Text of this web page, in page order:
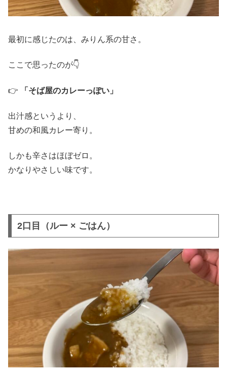
最初に感じたのは、みりん系の甘さ。
ここで思ったのが👇
👉 「そば屋のカレーっぽい」
出汁感というより、
甘めの和風カレー寄り。
しかも辛さはほぼゼロ。
かなりやさしい味です。
2口目（ルー × ごはん）